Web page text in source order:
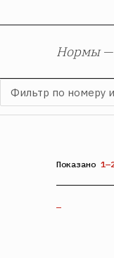
Нормы —
Показано
—